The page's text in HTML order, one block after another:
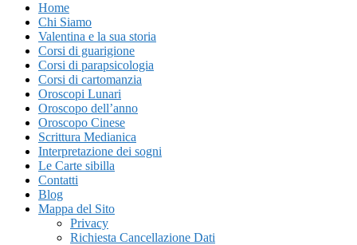
Home
Chi Siamo
Valentina e la sua storia
Corsi di guarigione
Corsi di parapsicologia
Corsi di cartomanzia
Oroscopi Lunari
Oroscopo dell’anno
Oroscopo Cinese
Scrittura Medianica
Interpretazione dei sogni
Le Carte sibilla
Contatti
Blog
Mappa del Sito
Privacy
Richiesta Cancellazione Dati